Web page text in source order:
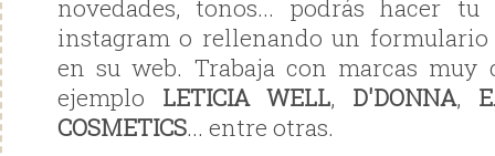
novedades, tonos... podrás hacer
instagram o rellenando un
en su web. Trabaja con marcas muy
ejemplo LETICIA WELL, D'DONNA,
COSMETICS... entre otras.